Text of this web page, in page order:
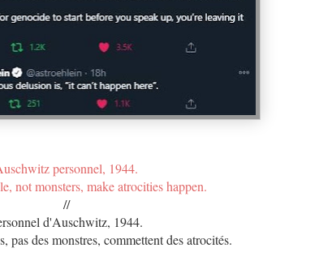
personnel, 1944.
not monsters, make atrocities happen.
//
d'Auschwitz, 1944.
pas des monstres, commettent des atrocités.